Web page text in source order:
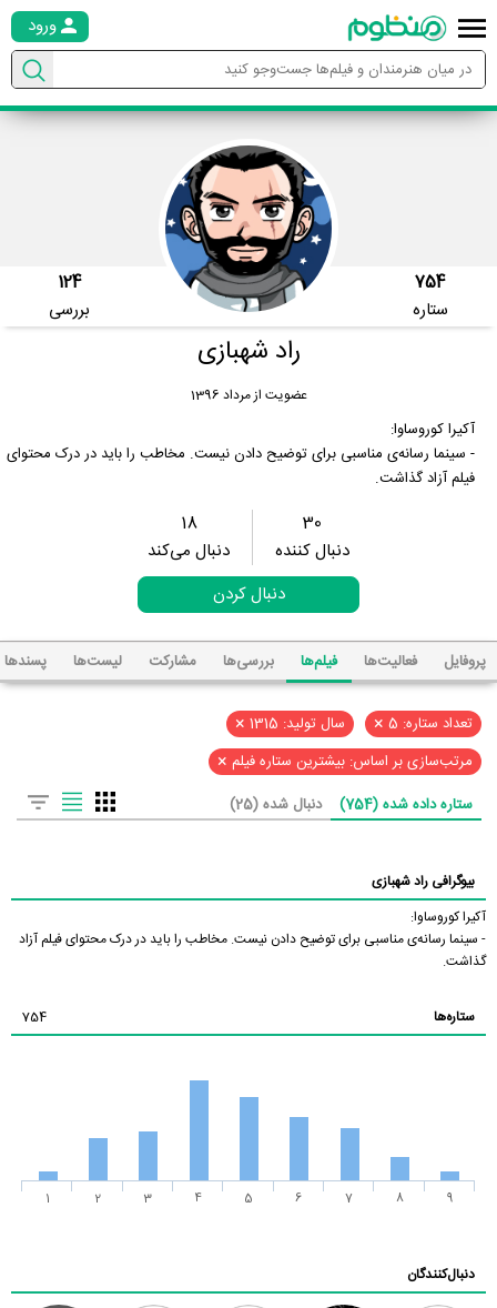
ورود
754
ستاره
124
بررسی
راد شهبازی
عضویت از مرداد 1396
آکیرا کوروساوا:
- سینما رسانه‌ی مناسبی برای توضیح دادن نیست. مخاطب را باید در درک محتوای
فیلم آزاد گذاشت.
30
دنبال کننده
18
دنبال می‌کند
دنبال کردن
پروفایل فعالیت‌ها فیلم‌ها بررسی‌ها مشارکت لیست‌ها پسند‌ها
تعداد ستاره: 5 × سال تولید: 1315 ×
مرتب‌سازی بر اساس: بیشترین ستاره فیلم ×
ستاره داده شده (754) دنبال شده (25)
بیوگرافی راد شهبازی
آکیرا کوروساوا:
- سینما رسانه‌ی مناسبی برای توضیح دادن نیست. مخاطب را باید در درک محتوای فیلم آزاد
گذاشت.
ستاره‌ها 754
1 2 3 4 5 6 7 8 9
دنبال‌کنندگان